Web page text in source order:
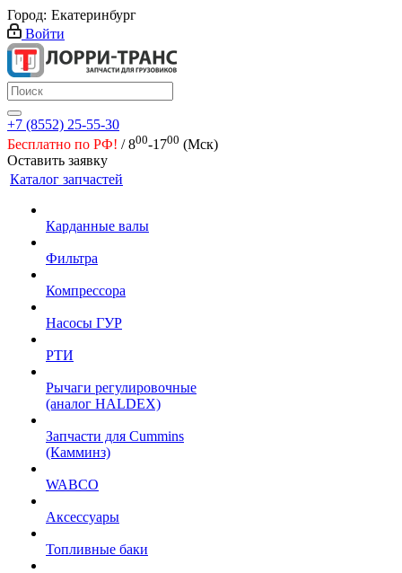
Город: Екатеринбург
Войти
+7 (8552) 25-55-30
Бесплатно по РФ! / 800-1700 (Мск)
Оставить заявку
Каталог запчастей
Карданные валы
Фильтра
Компрессора
Насосы ГУР
РТИ
Рычаги регулировочные
(аналог HALDEX)
Запчасти для Cummins
(Камминз)
WABCO
Аксессуары
Топливные баки